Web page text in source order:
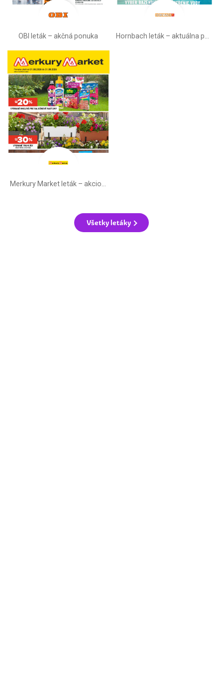
OBI leták –⁠ akčná ponuka
Všetky letáky